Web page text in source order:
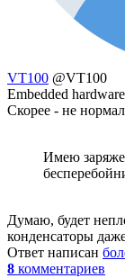
VT100 @VT100
Embedded
Скорее - не
Имею
Думаю, будет
конденсаторы
Ответ написан
8 комментариев